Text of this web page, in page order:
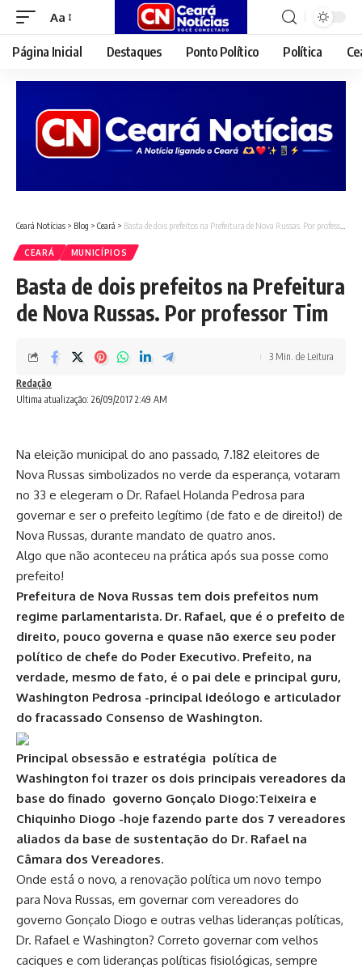
Font
Resizer
Aa
Página Inicial Destaques Ponto Político Política
Ceará Notícias > Blog > Ceará > Basta de dois prefeitos na Prefeitura de Nova Russas. Por professor Tim
CEARÁ MUNICÍPIOS
Basta de dois prefeitos na Prefeitura
de Nova Russas. Por professor Tim
Ultima atualização: 26/09/2017 2:49 AM
Redação
3 Min. de Leitura
Na eleição municipal do ano passado, 7.182 eleitores de
Nova Russas simbolizados no verde da esperança, votaram
no 33 e elegeram o Dr. Rafael Holanda Pedrosa para
governar e ser o prefeito legítimo (de fato e de direito!) de
Nova Russas, durante mandato de quatro anos.
Algo que não aconteceu na prática após sua posse como
prefeito!
Prefeitura de Nova Russas tem dois prefeitos num
regime parlamentarista. Dr. Rafael, que é o prefeito de
direito, pouco governa e quase não exerce seu poder
político de chefe do Poder Executivo. Prefeito, na
verdade, mesmo de fato, é o pai dele e principal guru,
Washington Pedrosa -principal ideólogo e articulador
do fracassado Consenso de Washington.
Principal obsessão e estratégia política de
Washington foi trazer os dois principais vereadores da
base do finado governo Gonçalo Diogo:Teixeira e
Chiquinho Diogo -hoje fazendo parte dos 7 vereadores
aliados da base de sustentação do Dr. Rafael na
Câmara dos Vereadores.
Onde está o novo, a renovação política um novo tempo
para Nova Russas, em governar com vereadores do
governo Gonçalo Diogo e outras velhas lideranças políticas,
Dr. Rafael e Washington? Correto governar com velhos
caciques e com lideranças políticas fisiológicas, sempre